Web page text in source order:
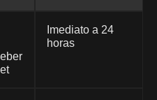
Imediato a 24
horas